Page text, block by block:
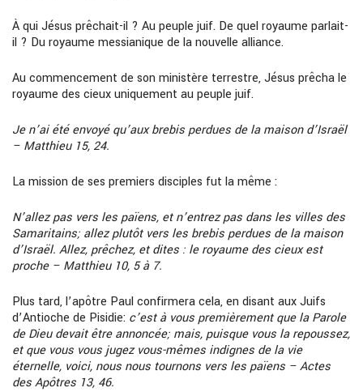
À qui Jésus prêchait-il ? Au peuple juif. De quel royaume parlait-
il ? Du royaume messianique de la nouvelle alliance.
Au commencement de son ministère terrestre, Jésus prêcha le
royaume des cieux uniquement au peuple juif.
Je n’ai été envoyé qu’aux brebis perdues de la maison d’Israël
– Matthieu 15, 24.
La mission de ses premiers disciples fut la même :
N’allez pas vers les païens, et n’entrez pas dans les villes des
Samaritains; allez plutôt vers les brebis perdues de la maison
d’Israël. Allez, prêchez, et dites : le royaume des cieux est
proche – Matthieu 10, 5 à 7.
Plus tard, l’apôtre Paul confirmera cela, en disant aux Juifs
d’Antioche de Pisidie: c’est à vous premièrement que la Parole
de Dieu devait être annoncée; mais, puisque vous la repoussez,
et que vous vous jugez vous-mêmes indignes de la vie
éternelle, voici, nous nous tournons vers les païens – Actes
des Apôtres 13, 46.